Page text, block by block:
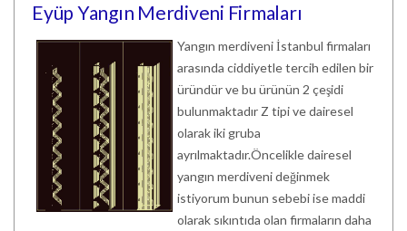
Eyüp Yangın Merdiveni Firmaları
Yangın merdiveni İstanbul firmaları
arasında ciddiyetle tercih edilen bir
üründür ve bu ürünün 2 çeşidi
bulunmaktadır Z tipi ve dairesel
olarak iki gruba
ayrılmaktadır.Öncelikle dairesel
yangın merdiveni değinmek
istiyorum bunun sebebi ise maddi
olarak sıkıntıda olan firmaların daha